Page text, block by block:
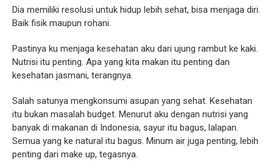
Dia memiliki resolusi untuk hidup lebih sehat, bisa menjaga diri.
Baik fisik maupun rohani.
Pastinya ku menjaga kesehatan aku dari ujung rambut ke kaki.
Nutrisi itu penting. Apa yang kita makan itu penting dan
kesehatan jasmani, terangnya.
Salah satunya mengkonsumi asupan yang sehat. Kesehatan
itu bukan masalah budget. Menurut aku dengan nutrisi yang
banyak di makanan di Indonesia, sayur itu bagus, lalapan.
Semua yang ke natural itu bagus. Minum air juga penting, lebih
penting dari make up, tegasnya.